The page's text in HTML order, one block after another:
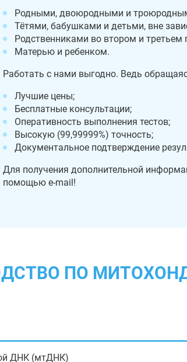
Родными, двоюродными и
Тётями, бабушками и детьми, вне
Родственниками во втором и третьем
Матерью и ребенком.
Работать с нами выгодно. Ведь
Лучшие цены;
Бесплатные консультации;
Оперативность выполнения тестов;
Высокую (99,99999%) точность;
Документальное подтверждение
Для получения дополнительной
помощью e-mail!
ПО
ДНК (мтДНК)